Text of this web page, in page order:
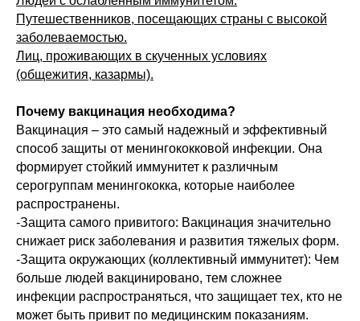
Путешественников, посещающих страны с высокой
заболеваемостью.
Лиц, проживающих в скученных условиях
(общежития, казармы).
Почему вакцинация необходима?
Вакцинация – это самый надежный и эффективный
способ защиты от менингококковой инфекции. Она
формирует стойкий иммунитет к различным
серогруппам менингококка, которые наиболее
распространены.
-Защита самого привитого: Вакцинация значительно
снижает риск заболевания и развития тяжелых форм.
-Защита окружающих (коллективный иммунитет): Чем
больше людей вакцинировано, тем сложнее
инфекции распространяться, что защищает тех, кто не
может быть привит по медицинским показаниям.